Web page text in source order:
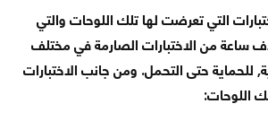
التي تعرضت لها تلك اللوحات والتي
حتى 8000 ألاف ساعة من الاختبارات الصارمة في مختلف
للحماية حتى التحمل. ومن جانب الاختبارات
اللوحات: